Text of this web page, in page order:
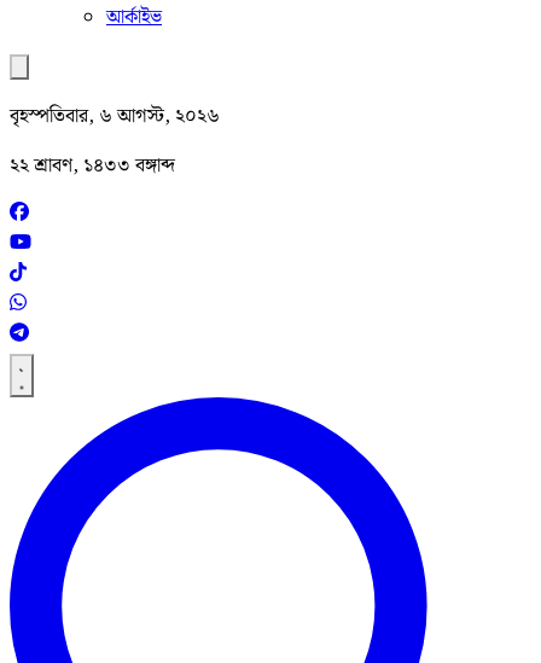
আর্কাইভ
বৃহস্পতিবার, ৬ আগস্ট, ২০২৬
২২ শ্রাবণ, ১৪৩৩ বঙ্গাব্দ